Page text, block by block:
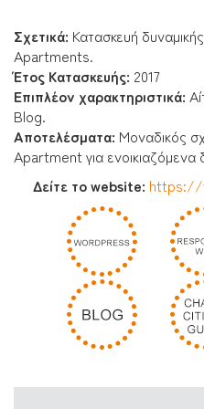
Σχετικά: Κατασκευή
Apartments.
Έτος Κατασκευής: 2017
Επιπλέον χαρακτηριστικά:
Blog.
Αποτελέσματα: Μοναδικός
Apartment για ενοικιαζόμενα
Δείτε το website: https://